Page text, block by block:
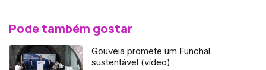
Pode também gostar
Gouveia promete um Funchal
sustentável (vídeo)